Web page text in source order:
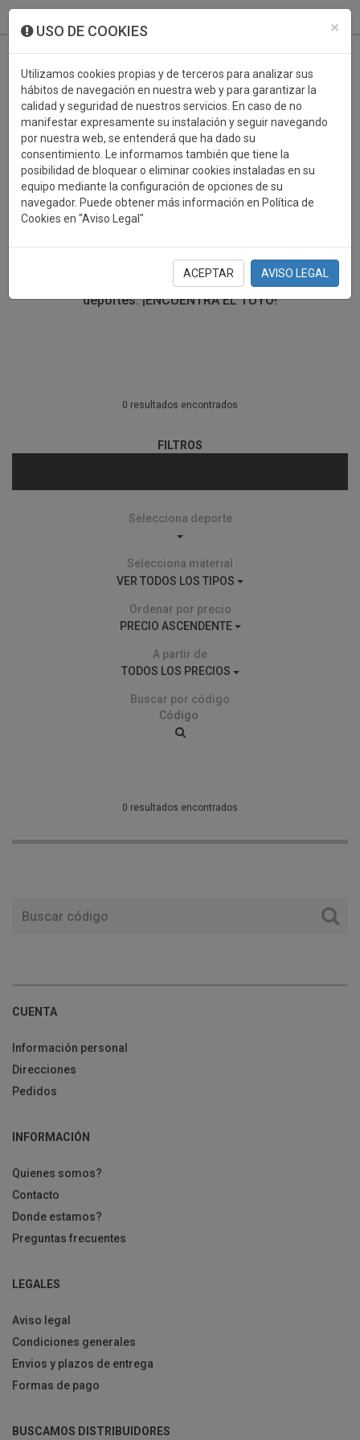
×
USO DE COOKIES
Utilizamos cookies propias y de terceros para analizar sus
hábitos de navegación en nuestra web y para garantizar la
calidad y seguridad de nuestros servicios. En caso de no
manifestar expresamente su instalación y seguir navegando
por nuestra web, se entenderá que ha dado su
consentimiento. Le informamos también que tiene la
posibilidad de bloquear o eliminar cookies instaladas en su
equipo mediante la configuración de opciones de su
navegador. Puede obtener más información en Política de
Cookies en "Aviso Legal"
ACEPTAR AVISO LEGAL
TROFEOS DEPORTIVOS
En esta sección encontrarás una gran variedad de
filtros por deporte, material y precio del trofeo.
Trofeos deportivos para todos los
deportes. ¡ENCUENTRA EL TUYO!
0 resultados encontrados
FILTROS
Selecciona deporte
Selecciona material
VER TODOS LOS TIPOS
Ordenar por precio
PRECIO ASCENDENTE
A partir de
TODOS LOS PRECIOS
Buscar por código
0 resultados encontrados
CUENTA
Información personal
Direcciones
Pedidos
INFORMACIÓN
Quienes somos?
Contacto
Donde estamos?
Preguntas frecuentes
LEGALES
Aviso legal
Condiciones generales
Envios y plazos de entrega
Formas de pago
BUSCAMOS DISTRIBUIDORES